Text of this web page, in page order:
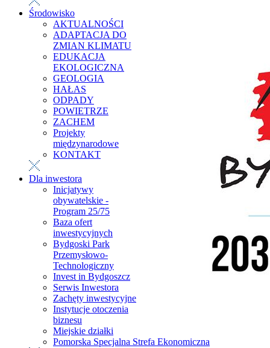
Środowisko
AKTUALNOŚCI
ADAPTACJA DO
ZMIAN KLIMATU
EDUKACJA
EKOLOGICZNA
GEOLOGIA
HAŁAS
ODPADY
POWIETRZE
ZACHEM
Projekty
międzynarodowe
KONTAKT
Dla inwestora
Inicjatywy
obywatelskie -
Program 25/75
Baza ofert
inwestycyjnych
Bydgoski Park
Przemysłowo-
Technologiczny
Invest in Bydgoszcz
Serwis Inwestora
Zachęty inwestycyjne
Instytucje otoczenia
biznesu
Miejskie działki
Pomorska Specjalna Strefa Ekonomiczna